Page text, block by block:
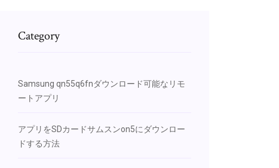
Category
Samsung qn55q6fnダウンロード可能なリモ
ートアプリ
アプリをSDカードサムスンon5にダウンロー
ドする方法